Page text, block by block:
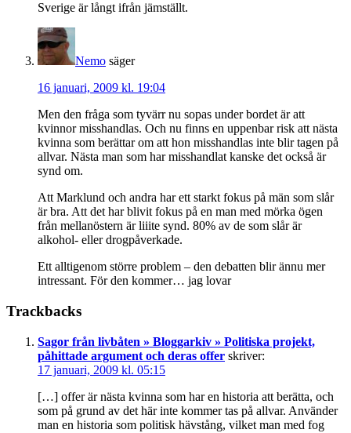
Sverige är långt ifrån jämställt.
Nemo säger
16 januari, 2009 kl. 19:04
Men den fråga som tyvärr nu sopas under bordet är att
kvinnor misshandlas. Och nu finns en uppenbar risk att nästa
kvinna som berättar om att hon misshandlas inte blir tagen på
allvar. Nästa man som har misshandlat kanske det också är
synd om.
Att Marklund och andra har ett starkt fokus på män som slår
är bra. Att det har blivit fokus på en man med mörka ögen
från mellanöstern är liiite synd. 80% av de som slår är
alkohol- eller drogpåverkade.
Ett alltigenom större problem – den debatten blir ännu mer
intressant. För den kommer… jag lovar
Trackbacks
Sagor från livbåten » Bloggarkiv » Politiska projekt,
påhittade argument och deras offer skriver:
17 januari, 2009 kl. 05:15
[…] offer är nästa kvinna som har en historia att berätta, och
som på grund av det här inte kommer tas på allvar. Använder
man en historia som politisk hävstång, vilket man med fog